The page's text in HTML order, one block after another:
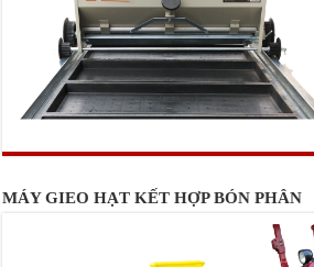
MÁY GIEO HẠT KẾT HỢP BÓN PHÂN